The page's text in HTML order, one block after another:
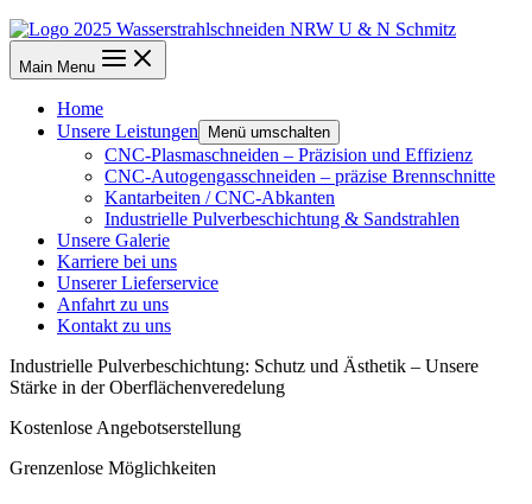
Main Menu
Home
Unsere Leistungen
Menü umschalten
CNC-Plasmaschneiden – Präzision und Effizienz
CNC-Autogengasschneiden – präzise Brennschnitte
Kantarbeiten / CNC-Abkanten
Industrielle Pulverbeschichtung & Sandstrahlen
Unsere Galerie
Karriere bei uns
Unserer Lieferservice
Anfahrt zu uns
Kontakt zu uns
Industrielle Pulverbeschichtung: Schutz und Ästhetik – Unsere
Stärke in der Oberflächenveredelung
Kostenlose Angebotserstellung
Grenzenlose Möglichkeiten